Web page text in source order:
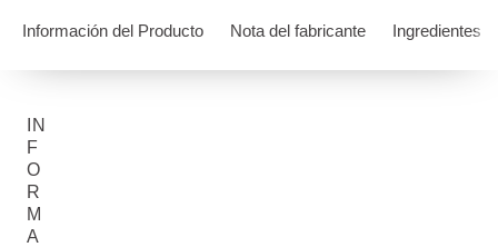
Información del Producto Nota del fabricante Ingredientes
IN
F
O
R
M
A